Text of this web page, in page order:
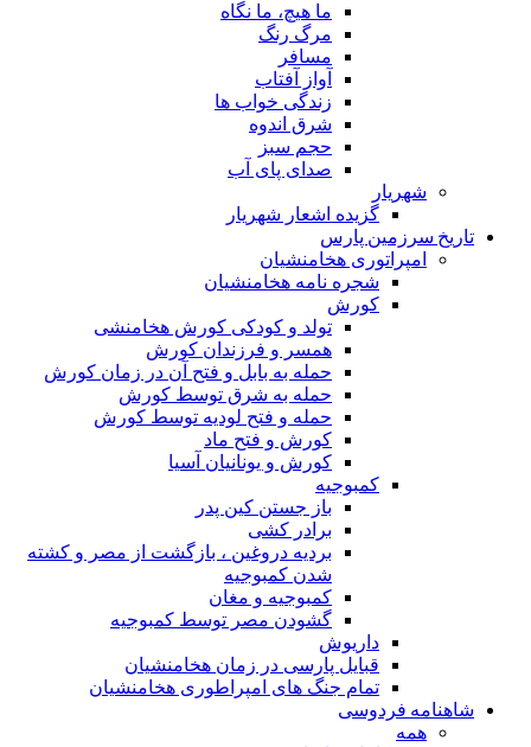
ما هیچ، ما نگاه
مرگ رنگ
مسافر
آواز آفتاب
زندگی خواب ها
شرق اندوه
حجم سبز
صدای پای آب
شهریار
گزیده اشعار شهریار
تاریخ سرزمین پارس
امپراتوری هخامنشیان
شجره نامه هخامنشیان
کورش
تولد و کودکی کورش هخامنشی
همسر و فرزندان کورش
حمله به بابل و فتح آن در زمان کورش
حمله به شرق توسط کورش
حمله و فتح لودیه توسط کورش
کورش و فتح ماد
کورش و یونانیان آسیا
کمبوجیه
باز جستن کین پدر
برادر کشی
بردیه دروغین ، بازگشت از مصر و کشته
شدن کمبوجیه
کمبوجیه و مغان
گشودن مصر توسط کمبوجیه
داریوش
قبایل پارسی در زمان هخامنشیان
تمام جنگ های امپراطوری هخامنشیان
شاهنامه فردوسی
همه